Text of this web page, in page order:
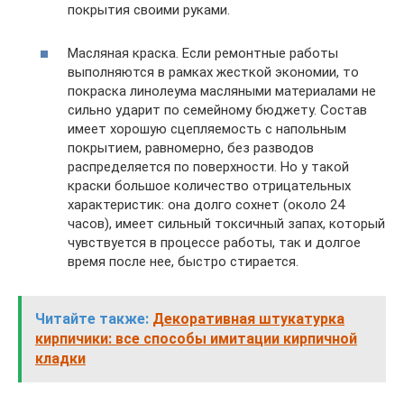
покрытия своими руками.
Масляная краска. Если ремонтные работы
выполняются в рамках жесткой экономии, то
покраска линолеума масляными материалами не
сильно ударит по семейному бюджету. Состав
имеет хорошую сцепляемость с напольным
покрытием, равномерно, без разводов
распределяется по поверхности. Но у такой
краски большое количество отрицательных
характеристик: она долго сохнет (около 24
часов), имеет сильный токсичный запах, который
чувствуется в процессе работы, так и долгое
время после нее, быстро стирается.
Читайте также: Декоративная штукатурка
кирпичики: все способы имитации кирпичной
кладки